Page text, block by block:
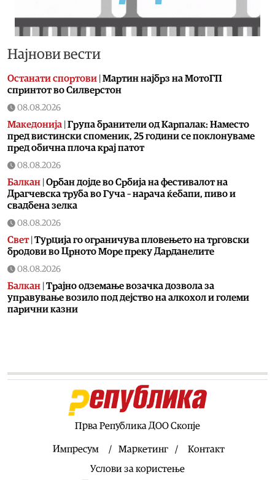
Најнови вести
Останати спортови Мартин најбрз на МотоГП
спринтот во Силверстон
08.08.2026
Македонија Група бранители од Карпалак: Наместо
пред вистински споменик, 25 години се поклонуваме
пред обична плоча крај патот
08.08.2026
Балкан Орбан дојде во Србија на фестивалот на
Драгчевска труба во Гуча – нарача ќебапи, пиво и
свадбена зелка
08.08.2026
Свет| Турција го ограничува пловењето на трговски
бродови во Црното Море преку Дарданелите
08.08.2026
Балкан Трајно одземање возачка дозвола за
управување возило под дејство на алкохол и големи
парични казни
08.08.2026
Иран: Отворањето на Ормутскиот Теснец зависи
вицешампионка во џиу-џицу
Прва Република ДОО Скопје
Импресум Маркетинг
Контакт
Услови за користење